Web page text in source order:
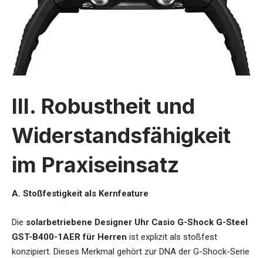
III. Robustheit und
Widerstandsfähigkeit
im Praxiseinsatz
A. Stoßfestigkeit als Kernfeature
Die solarbetriebene Designer Uhr Casio G-Shock G-Steel
GST-B400-1AER für Herren ist explizit als stoßfest
konzipiert. Dieses Merkmal gehört zur DNA der G-Shock-Serie